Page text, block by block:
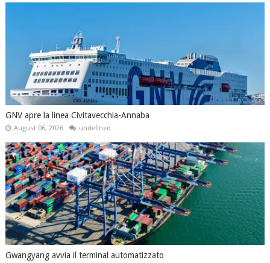
GNV apre la linea Civitavecchia-Annaba
August 06, 2026 undefined
Gwangyang avvia il terminal automatizzato